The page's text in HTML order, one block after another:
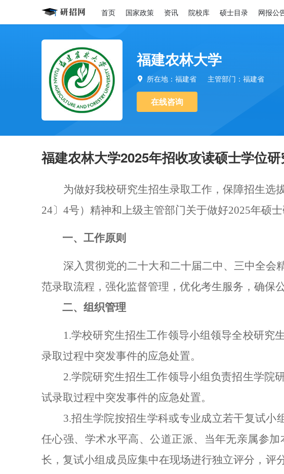
首页 国家政策 资讯 院校库 硕士目录 网报公
福建农林大学
 所在地：福建省 主管部门：福建省
在线咨询
福建农林大学2025年招收攻读硕士学位
为做好我校研究生招生录取工作，保障招生选
24〕4号）精神和上级主管部门关于做好2025年硕
一、工作原则
深入贯彻党的二十大和二十届二中、三中全会
范录取流程，强化监督管理，优化考生服务，确保
二、组织管理
1.学校研究生招生工作领导小组领导全校研究
录取过程中突发事件的应急处置。
2.学院研究生招生工作领导小组负责招生学院
试录取过程中突发事件的应急处置。
3.招生学院按招生学科或专业成立若干复试
任心强、学术水平高、公道正派、当年无亲属参
长，复试小组成员应集中在现场进行独立评分，评